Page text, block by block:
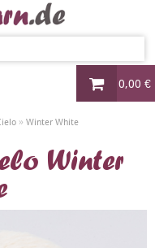
0,00 €
» Winter White
Winter